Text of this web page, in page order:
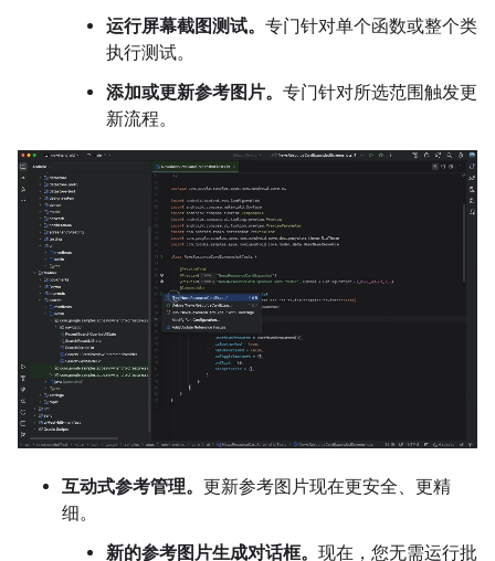
运行屏幕截图测试。 专门针对单个函数或整个类
执行测试。
添加或更新参考图片。 专门针对所选范围触发更
新流程。
互动式参考管理。 更新参考图片现在更安全、更精
细。
新的参考图片生成对话框。 现在，您无需运行批